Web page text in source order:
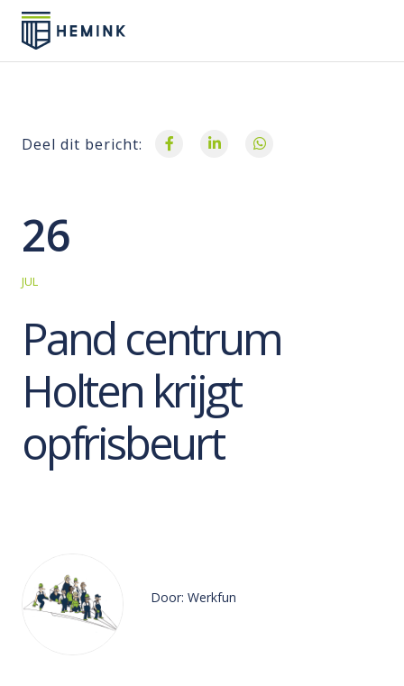
Deel dit bericht:
26
JUL
Pand centrum
Holten krijgt
opfrisbeurt
Door: Werkfun